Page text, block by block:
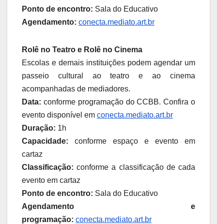
Ponto de encontro: Sala do Educativo
Agendamento: conecta.mediato.art.br
Rolê no Teatro e Rolê no Cinema
Escolas e demais instituições podem agendar um
passeio cultural ao teatro e ao cinema
acompanhadas de mediadores.
Data: conforme programação do CCBB. Confira o
evento disponível em conecta.mediato.art.br
Duração: 1h
Capacidade: conforme espaço e evento em
cartaz
Classificação: conforme a classificação de cada
evento em cartaz
Ponto de encontro: Sala do Educativo
Agendamento e
programação: conecta.mediato.art.br